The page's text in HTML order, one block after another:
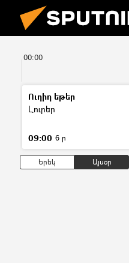
00:00
Ուղիղ եթեր
Լուրեր
09:00 6 ր
Երեկ Այսօր